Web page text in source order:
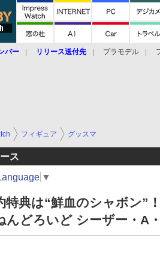
バー リリース送付先 プラモデル
フィギュア グッスマ
ス
▼
特典は“鮮血のシャボン”
んどろいど シーザー・A